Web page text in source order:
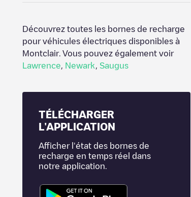
Découvrez toutes les bornes de recharge
pour véhicules électriques disponibles à
Montclair. Vous pouvez également voir
Lawrence
Newark Saugus
TÉLÉCHARGER
L'APPLICATION
Afficher l'état des bornes de
recharge en temps réel dans
notre application.